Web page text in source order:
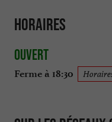
Horaires
Ouvert
Ferme à 18:30